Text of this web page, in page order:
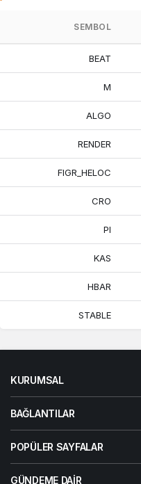
SEMBOL
BEAT
M
ALGO
RENDER
FIGR_HELOC
CRO
PI
KAS
HBAR
STABLE
KURUMSAL
BAĞLANTILAR
POPÜLER SAYFALAR
GÜNDEME DAIR